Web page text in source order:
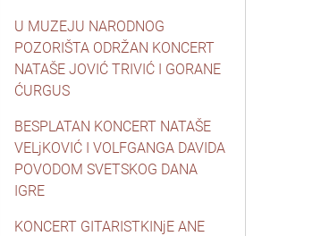
U MUZEJU NARODNOG
POZORIŠTA ODRŽAN KONCERT
NATAŠE JOVIĆ TRIVIĆ I GORANE
ĆURGUS
BESPLATAN KONCERT NATAŠE
VELjKOVIĆ I VOLFGANGA DAVIDA
POVODOM SVETSKOG DANA
IGRE
KONCERT GITARISTKINjE ANE